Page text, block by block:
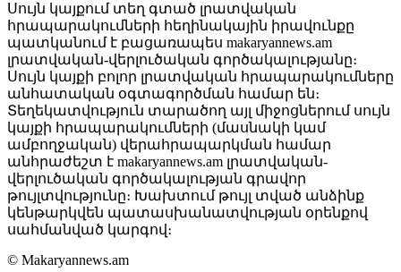
Սույն կայքում տեղ գտած լրատվական
հրապարակումների հեղինակային իրավունքը
պատկանում է բացառապես makaryannews.am
լրատվական-վերլուծական գործակալությանը։
Սույն կայքի բոլոր լրատվական հրապարակումները
անհատական օգտագործման համար են։
Տեղեկատվություն տարածող այլ միջոցներում սույն
կայքի հրապարակումների (մասնակի կամ
ամբողջական) վերահրապարկման համար
անհրաժեշտ է makaryannews.am լրատվական-
վերլուծական գործակալության գրավոր
թույլտվությունը։ Խախտում թույլ տված անձինք
կենթարկվեն պատասխանատվության օրենքով
սահմանված կարգով։
© Makaryannews.am